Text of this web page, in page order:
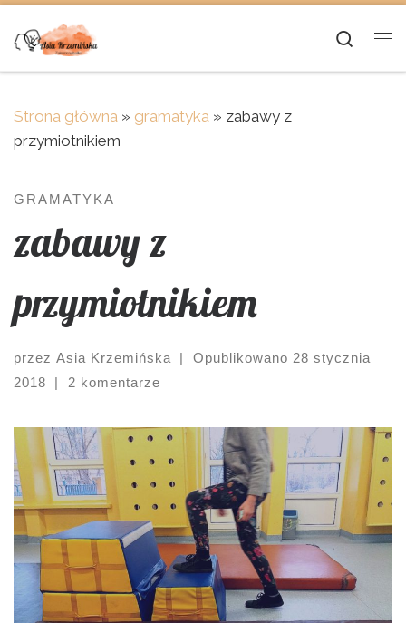
Skip to content
Strona główna » gramatyka » zabawy z
przymiotnikiem
GRAMATYKA
zabawy z
przymiotnikiem
przez Asia Krzemińska | Opublikowano 28 stycznia
2018
| 2 komentarze